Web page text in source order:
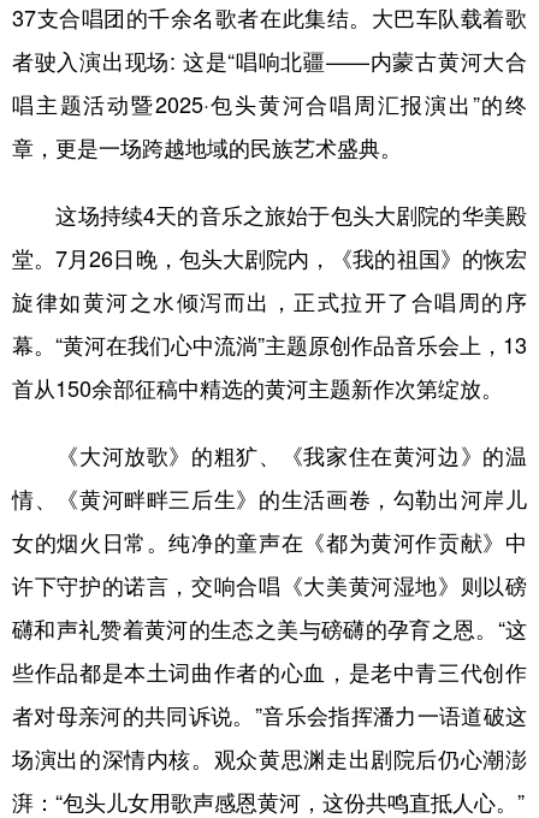
彩票 娱乐 时尚 悦读
公益 一带一路 亚太网 上市公司
文化产业
地方频道
北京 天津 河北 山西
辽宁 吉林 上海 江苏
浙江 安徽 福建 江西
山东 河南 湖北 湖南
广东 广西 海南 重庆
四川 贵州 云南 西藏
陕西 甘肃 青海 宁夏
多语种频道
English Español Français عربى
37支合唱团的千余名歌者在此集结。大巴车队载着歌
者驶入演出现场: 这是“唱响北疆——内蒙古黄河大合
唱主题活动暨2025·包头黄河合唱周汇报演出”的终
章，更是一场跨越地域的民族艺术盛典。
这场持续4天的音乐之旅始于包头大剧院的华美殿
堂。7月26日晚，包头大剧院内，《我的祖国》的恢宏
旋律如黄河之水倾泻而出，正式拉开了合唱周的序
幕。“黄河在我们心中流淌”主题原创作品音乐会上，13
首从150余部征稿中精选的黄河主题新作次第绽放。
《大河放歌》的粗犷、《我家住在黄河边》的温
情、《黄河畔畔三后生》的生活画卷，勾勒出河岸儿
女的烟火日常。纯净的童声在《都为黄河作贡献》中
许下守护的诺言，交响合唱《大美黄河湿地》则以磅
礴和声礼赞着黄河的生态之美与磅礴的孕育之恩。“这
些作品都是本土词曲作者的心血，是老中青三代创作
者对母亲河的共同诉说。”音乐会指挥潘力一语道破这
场演出的深情内核。观众黄思渊走出剧院后仍心潮澎
湃：“包头儿女用歌声感恩黄河，这份共鸣直抵人心。”